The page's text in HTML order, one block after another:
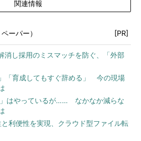
関連情報
ーパー） [PR]
消し採用のミスマッチを防ぐ、「外部
「育成してもすぐ辞める」 今の現場
はやっているが…… なかなか減らな
利便性を実現、クラウド型ファイル転